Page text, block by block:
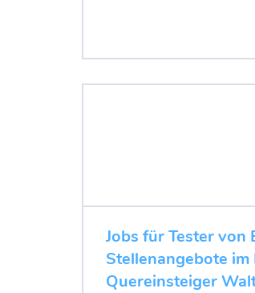
Jobs für Tester von
Stellenangebote
Quereinsteiger